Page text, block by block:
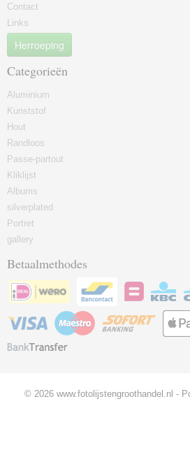
Contact
Links
Herroeping
Categorieën
Aluminium
Kunststof
Hout
Randloos
Passe-partout
Kliklijst
Albums
silverplated
Portret
gallery
Betaalmethodes
© 2026 www.fotolijstengroothandel.nl -